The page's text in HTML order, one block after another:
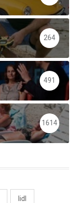
264
491
1614
lidl